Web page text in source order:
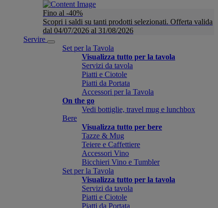
Fino al -40%
Scopri i saldi su tanti prodotti selezionati. Offerta valida
dal 04/07/2026 al 31/08/2026
Servire
Set per la Tavola
Visualizza tutto per la tavola
Servizi da tavola
Piatti e Ciotole
Piatti da Portata
Accessori per la Tavola
On the go
Vedi bottiglie, travel mug e lunchbox
Bere
Visualizza tutto per bere
Tazze & Mug
Teiere e Caffettiere
Accessori Vino
Bicchieri Vino e Tumbler
Set per la Tavola
Visualizza tutto per la tavola
Servizi da tavola
Piatti e Ciotole
Piatti da Portata